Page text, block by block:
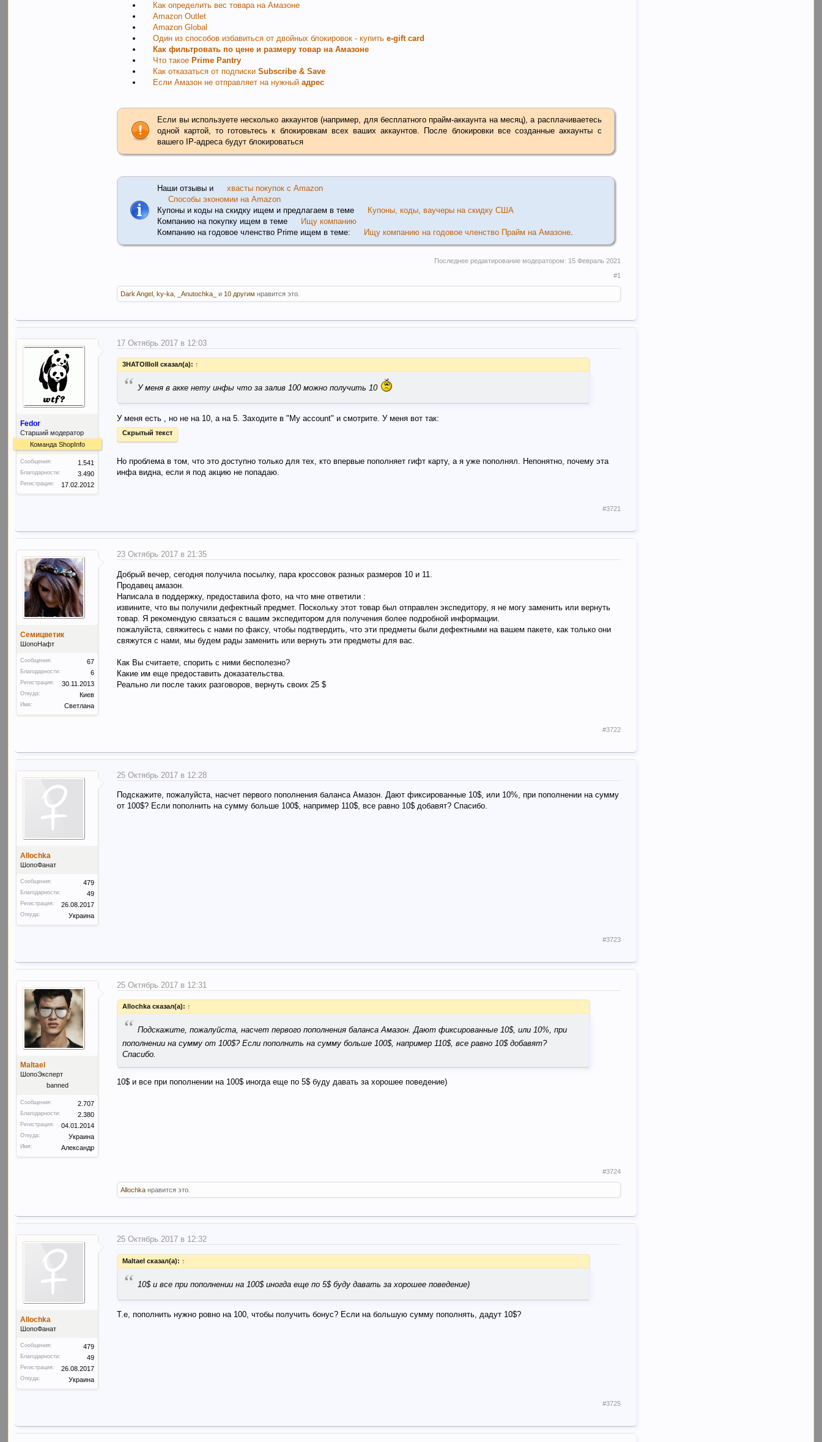
Как определить вес товара на Амазоне
Amazon Outlet
Amazon Global
Один из способов избавиться от двойных блокировок - купить e-gift card
Как фильтровать по цене и размеру товар на Амазоне
Что такоеPrime Pantry
Как отказаться от подписки Subscribe & Save
Если Амазон не отправляет на нужный адрес
Если вы используете несколько аккаунтов (например, для бесплатного прайм-аккаунта на месяц), а расплачиваетесь
одной картой, то готовьтесь к блокировкам всех ваших аккаунтов. После блокировки все созданные аккаунты с
вашего IP-адреса будут блокироваться
Наши отзывы и
хвасты покупок с Amazon
Способы экономии на Amazon
Купоны и коды на скидку ищем и предлагаем в теме
Купоны, коды, ваучеры на скидку США
Компанию на покупку ищем в теме
Ищу компанию
Компанию на годовое членство Prime ищем в теме:
Ищу компанию на годовое членство Прайм на Амазоне
Последнее редактирование модератором: 15 Февраль 2021
#1
Dark Angel ,ky-ka _Anutochka_ и 10 другим нравится это.
Fedor
Старший модератор
Команда ShopInfo
Сообщения: 1.541
Благодарности: 3.490
Регистрация: 17.02.2012
17 Октябрь 2017 в 12:03
3HATOIIIoII сказал(а): ↑
“ У меня в акке нету инфы что за залив 100 можно получить 10
У меня есть , но не на 10, а на 5. Заходите в "My account" и смотрите. У меня вот так:
Скрытый текст
Но проблема в том, что это доступно только для тех, кто впервые пополняет гифт карту, а я уже пополнял. Непонятно, почему эта
инфа видна, если я под акцию не попадаю.
#3721
Семицветик
ШопоНафт
Сообщения: 67
Благодарности: 6
Регистрация: 30.11.2013
Откуда: Киев
Имя: Светлана
23 Октябрь 2017 в 21:35
Добрый вечер, сегодня получила посылку, пара кроссовок разных размеров 10 и 11.
Продавец амазон.
Написала в поддержку, предоставила фото, на что мне ответили :
извините, что вы получили дефектный предмет. Поскольку этот товар был отправлен экспедитору, я не могу заменить или вернуть
товар. Я рекомендую связаться с вашим экспедитором для получения более подробной информации.
пожалуйста, свяжитесь с нами по факсу, чтобы подтвердить, что эти предметы были дефектными на вашем пакете, как только они
свяжутся с нами, мы будем рады заменить или вернуть эти предметы для вас.
Как Вы считаете, спорить с ними бесполезно?
Какие им еще предоставить доказательства.
Реально ли после таких разговоров, вернуть своих 25 $
#3722
Allochka
ШопоФанат
Сообщения: 479
Благодарности: 49
Регистрация: 26.08.2017
Откуда: Украина
25 Октябрь 2017 в 12:28
Подскажите, пожалуйста, насчет первого пополнения баланса Амазон. Дают фиксированные 10$, или 10%, при пополнении на сумму
от 100$? Если пополнить на сумму больше 100$, например 110$, все равно 10$ добавят? Спасибо.
#3723
Maltael
ШопоЭксперт
banned
Сообщения: 2.707
Благодарности: 2.380
Регистрация: 04.01.2014
Откуда: Украина
Имя: Александр
25 Октябрь 2017 в 12:31
Allochka сказал(а): ↑
“ Подскажите, пожалуйста, насчет первого пополнения баланса Амазон. Дают фиксированные 10$, или 10%, при
пополнении на сумму от 100$? Если пополнить на сумму больше 100$, например 110$, все равно 10$ добавят?
Спасибо.
10$ и все при пополнении на 100$ иногда еще по 5$ буду давать за хорошее поведение)
#3724
Allochka нравится это.
Allochka
ШопоФанат
Сообщения: 479
Благодарности: 49
Регистрация: 26.08.2017
Откуда: Украина
25 Октябрь 2017 в 12:32
Maltael сказал(а): ↑
“ 10$ и все при пополнении на 100$ иногда еще по 5$ буду давать за хорошее поведение)
Т.е, пополнить нужно ровно на 100, чтобы получить бонус? Если на большую сумму пополнять, дадут 10$?
#3725